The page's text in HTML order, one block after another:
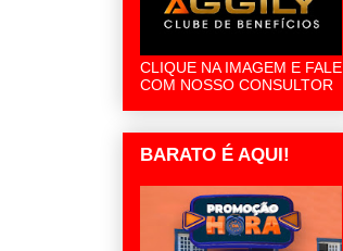
CLIQUE NA IMAGEM E FALE
COM NOSSO CONSULTOR
BARATO É AQUI!